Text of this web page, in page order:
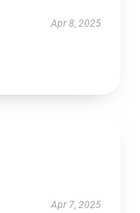
Apr 8, 2025
Apr 7, 2025